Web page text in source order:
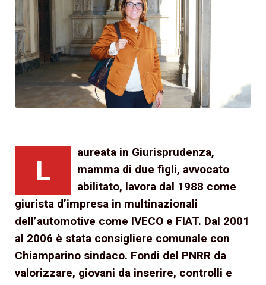
L
aureata in Giurisprudenza,
mamma di due figli, avvocato
abilitato, lavora dal 1988 come
giurista d’impresa in multinazionali
dell’automotive come IVECO e FIAT. Dal 2001
al 2006 è stata consigliere comunale con
Chiamparino sindaco. Fondi del PNRR da
valorizzare, giovani da inserire, controlli e